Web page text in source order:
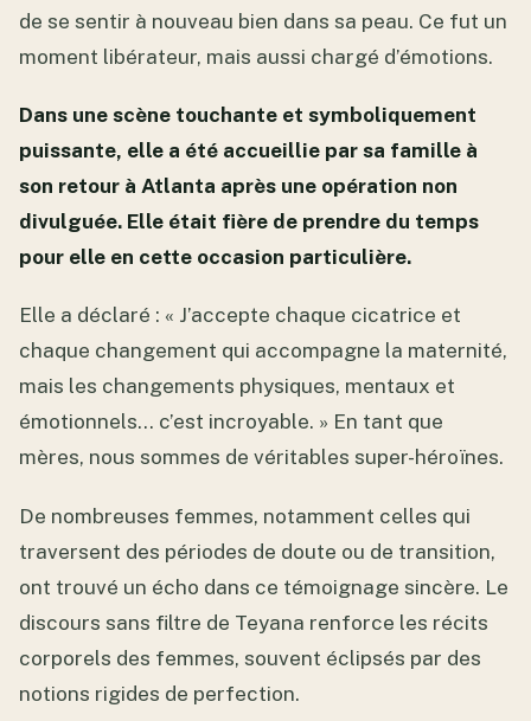
de se sentir à nouveau bien dans sa peau. Ce fut un
moment libérateur, mais aussi chargé d’émotions.
Dans une scène touchante et symboliquement
puissante, elle a été accueillie par sa famille à
son retour à Atlanta après une opération non
divulguée. Elle était fière de prendre du temps
pour elle en cette occasion particulière.
Elle a déclaré : « J’accepte chaque cicatrice et
chaque changement qui accompagne la maternité,
mais les changements physiques, mentaux et
émotionnels… c’est incroyable. » En tant que
mères, nous sommes de véritables super-héroïnes.
De nombreuses femmes, notamment celles qui
traversent des périodes de doute ou de transition,
ont trouvé un écho dans ce témoignage sincère. Le
discours sans filtre de Teyana renforce les récits
corporels des femmes, souvent éclipsés par des
notions rigides de perfection.